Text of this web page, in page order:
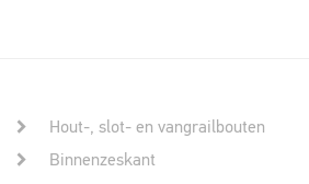
Hout-, slot- en vangrailbouten
Binnenzeskant